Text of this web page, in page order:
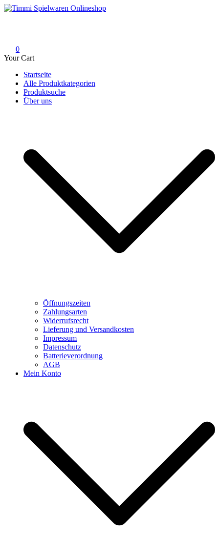
Skip
0
Your Cart
Startseite
Alle Produktkategorien
Produktsuche
Über uns
Öffnungszeiten
Zahlungsarten
Widerrufsrecht
Lieferung und Versandkosten
Impressum
Datenschutz
Batterieverordnung
AGB
Mein Konto